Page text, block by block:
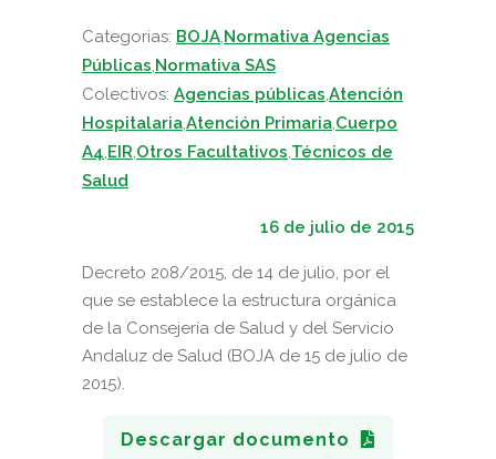
Categorias: BOJA,Normativa Agencias
Públicas,Normativa SAS
Colectivos: Agencias públicas,Atención
Hospitalaria,Atención Primaria,Cuerpo
A4,EIR,Otros Facultativos,Técnicos de
Salud
16 de julio de 2015
Decreto 208/2015, de 14 de julio, por el
que se establece la estructura orgánica
de la Consejería de Salud y del Servicio
Andaluz de Salud (BOJA de 15 de julio de
2015).
Descargar documento